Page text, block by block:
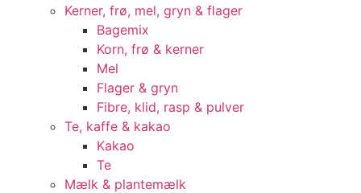
Kerner, frø, mel, gryn & flager
Bagemix
Korn, frø & kerner
Mel
Flager & gryn
Fibre, klid, rasp & pulver
Te, kaffe & kakao
Kakao
Te
Mælk & plantemælk